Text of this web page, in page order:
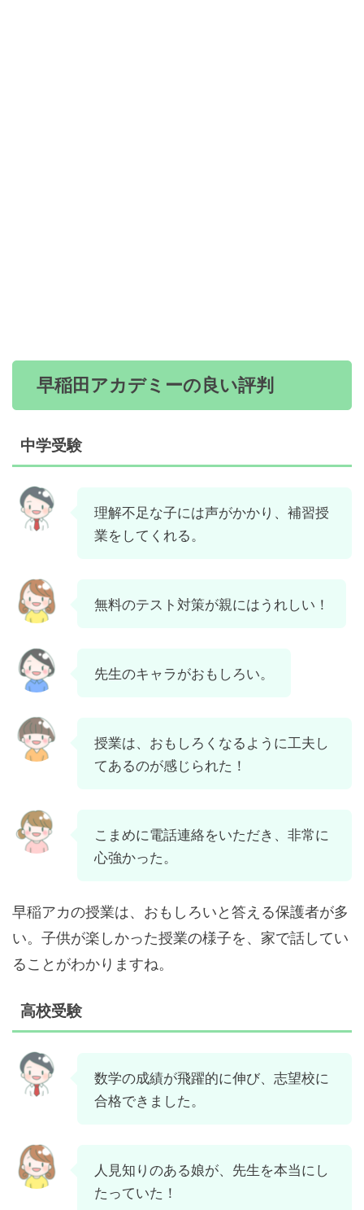
早稲田アカデミーの良い評判
中学受験
理解不足な子には声がかかり、補習授
業をしてくれる。
無料のテスト対策が親にはうれしい！
先生のキャラがおもしろい。
授業は、おもしろくなるように工夫し
てあるのが感じられた！
こまめに電話連絡をいただき、非常に
心強かった。
早稲アカの授業は、おもしろいと答える保護者が多
い。子供が楽しかった授業の様子を、家で話してい
ることがわかりますね。
高校受験
数学の成績が飛躍的に伸び、志望校に
合格できました。
人見知りのある娘が、先生を本当にし
たっていた！